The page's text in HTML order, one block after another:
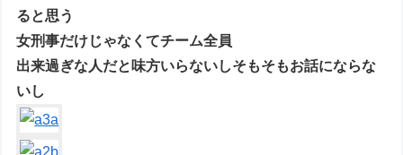
ると思う
女刑事だけじゃなくてチーム全員
出来過ぎな人だと味方いらないしそもそもお話にならな
いし